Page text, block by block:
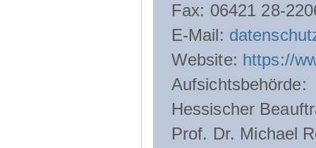
Fax: 06421 28-
E-Mail:
Website: https://
Aufsichtsbehörde:
Hessischer
Prof. Dr. Michael